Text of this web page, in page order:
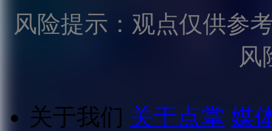
风险提示：观点仅供参
风
关于我们 关于点掌 媒